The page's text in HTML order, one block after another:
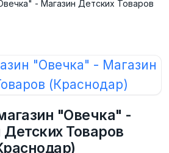
- Магазин Детских Товаров
"Овечка" -
Товаров